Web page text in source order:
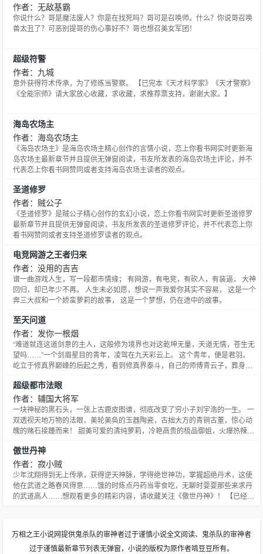
作者：无敌基霸
你说什么？哥是魔法废人？你是在找死吗？哥可是召唤师。什么？你说哥召唤
兽太丑了？可恶别提哥的伤心事好不？哥也想召美女军团！
超级符警
作者：九城
意外获得符术传承，为了修练当警察。 【已完本《天才科学家》《天才警察》
《全能宗师》请大家放心收藏，求收藏，求推荐票支持，谢谢大家。】
海岛农场主
作者：海岛农场主
《海岛农场主》是海岛农场主精心创作的言情小说，恋上你看书网实时更新海
岛农场主最新章节并且提供无弹窗阅读，书友所发表的海岛农场主评论，并不
代表恋上你看书网赞同或者支持海岛农场主读者的观点。
圣道修罗
作者：贼公子
《圣道修罗》是贼公子精心创作的玄幻小说，恋上你看书网实时更新圣道修罗
最新章节并且提供无弹窗阅读，书友所发表的圣道修罗评论，并不代表恋上你
看书网赞同或者支持圣道修罗读者的观点。
电竞网游之王者归来
作者：没用的吉吉
谱一曲游戏人生，写一段都市情缘； 有网游，有电竞，有砍人，有装逼， 大神
回归，却已年少不再。 人生未必如愿，想说一声我爱你其实不容易， 这是一个
奔三大叔和一个娇蛮萝莉的故事， 这是一个梦想，仍在途中的故事。
至天问道
作者：发你一根烟
“难道就连这道剑意的主人，这般修为境界也对这乾坤无量，天道无情，苍生无
望吗……”一个剑眉星目的青年，凌驾在九天彩云上。 这个青年，便是君羽。
屹立于修真界巅峰的后起之秀，看到修真界泰斗，自己的师傅青云子，葬身于
固封，重新投世，从而以两世记忆来破除这个魔咒。 这个婴儿又如何在这弱肉
强食，充满危险的浩渺大陆上重新崛起，能否重新达到之前
超级都市法眼
作者：辅国大将军
一块神秘的黑石头，一张上古鹿皮图谱，彻底改变了穷小子刘宇浩的一生。 一
双透视天地万物的法眼，美轮美奂的玉器陶瓷，古拙大方的青铜古董，惊心动
魄的赌石接踵而来！ 甜美可爱的清纯萝莉，冷艳高贵的极品御姐，火爆热辣的
传，.17k.com/book/7186o6.htm1
傲世丹神
作者：寂小贼
少年沈翔得到无上传承，获得逆天神脉，学得绝世神功，掌握超绝丹术，这使
他在武道之路春风得意……饿的时炼点丹药当零食吃，无聊时耍耍那些来求丹
的武道高人……想观看更多的精彩内容，请收藏关注《傲世丹神》！ 【已经完
万相之王小说网提供鬼杀队的审神者过于谨慎小说全文阅读、鬼杀队的审神者
过于谨慎最新章节列表无弹窗，小说的版权为原作者啃豆豆所有。